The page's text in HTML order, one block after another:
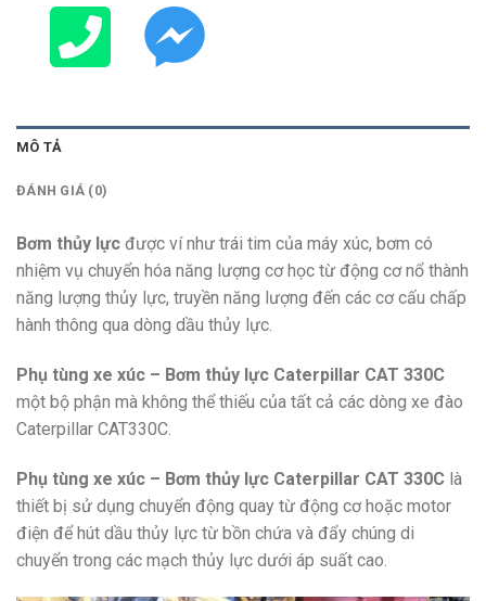
MÔ TẢ
ĐÁNH GIÁ (0)
Bơm thủy lực được ví như trái tim của máy xúc, bơm có
nhiệm vụ chuyển hóa năng lượng cơ học từ động cơ nổ thành
năng lượng thủy lực, truyền năng lượng đến các cơ cấu chấp
hành thông qua dòng dầu thủy lực.
Phụ tùng xe xúc – Bơm thủy lực Caterpillar CAT 330C
một bộ phận mà không thể thiếu của tất cả các dòng xe đào
Caterpillar CAT330C.
Phụ tùng xe xúc – Bơm thủy lực Caterpillar CAT 330C là
thiết bị sử dụng chuyển động quay từ động cơ hoặc motor
điện để hút dầu thủy lực từ bồn chứa và đẩy chúng di
chuyển trong các mạch thủy lực dưới áp suất cao.